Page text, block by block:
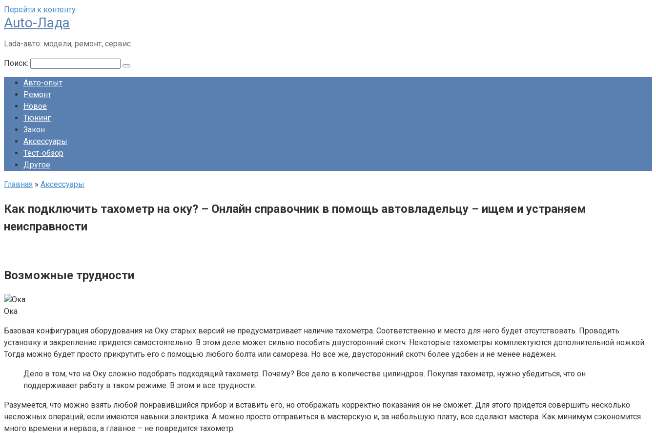
Перейти к контенту
Auto-Лада
Lada-авто: модели, ремонт, сервис
Поиск:
Авто-опыт
Ремонт
Новое
Тюнинг
Закон
Аксессуары
Тест-обзор
Другое
Главная » Аксессуары
Как подключить тахометр на оку? – Онлайн справочник в помощь автовладельцу – ищем и устраняем
неисправности
Возможные трудности
Ока
Базовая конфигурация оборудования на Оку старых версий не предусматривает наличие тахометра. Соответственно и место для него будет отсутствовать. Проводить
установку и закрепление придется самостоятельно. В этом деле может сильно пособить двусторонний скотч. Некоторые тахометры комплектуются дополнительной ножкой.
Тогда можно будет просто прикрутить его с помощью любого болта или самореза. Но все же, двусторонний скотч более удобен и не менее надежен.
Дело в том, что на Оку сложно подобрать подходящий тахометр. Почему? Все дело в количестве цилиндров. Покупая тахометр, нужно убедиться, что он
поддерживает работу в таком режиме. В этом и все трудности.
Разумеется, что можно взять любой понравившийся прибор и вставить его, но отображать корректно показания он не сможет. Для этого придется совершить несколько
несложных операций, если имеются навыки электрика. А можно просто отправиться в мастерскую и, за небольшую плату, все сделают мастера. Как минимум сэкономится
много времени и нервов, а главное – не повредится тахометр.